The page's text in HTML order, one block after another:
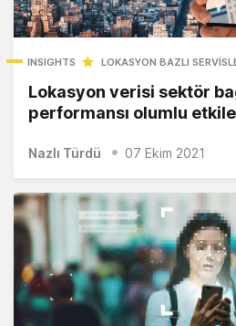
INSIGHTS LOKASYON BAZLI
Lokasyon verisi sektör
performansı olumlu
Nazlı Türdü 07 Ekim 2021